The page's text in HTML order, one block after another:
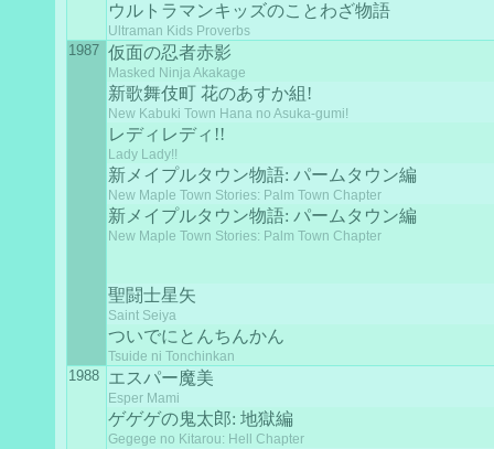
ウルトラマンキッズのことわざ物語
Ultraman Kids Proverbs
1987 仮面の忍者赤影
Masked Ninja Akakage
新歌舞伎町 花のあすか組!
New Kabuki Town Hana no Asuka-gumi!
レディレディ!!
Lady Lady!!
新メイプルタウン物語: パームタウン編
New Maple Town Stories: Palm Town Chapter
新メイプルタウン物語: パームタウン編
New Maple Town Stories: Palm Town Chapter
聖闘士星矢
Saint Seiya
ついでにとんちんかん
Tsuide ni Tonchinkan
1988 エスパー魔美
Esper Mami
ゲゲゲの鬼太郎: 地獄編
Gegege no Kitarou: Hell Chapter